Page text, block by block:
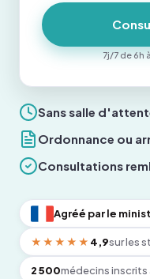
Sans salle
Ordonnance ou
Consultations
Agréé par le
★★★★★ 4,9sur les
2 500médecins inscrits
7j/7 de 6h